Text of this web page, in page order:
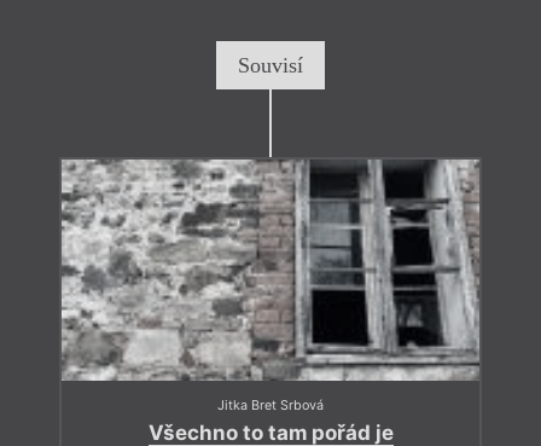
Souvisí
Jitka Bret Srbová
Všechno to tam pořád je